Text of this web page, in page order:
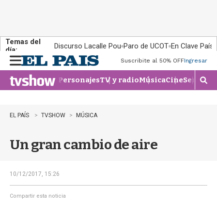
Temas del
día:
Discurso Lacalle Pou Paro de UCOT En Clave País
n
u
Suscribite al 50% OFFIngresar
PersonajesTV y radioMúsicaCineSeries
M
o
EL PAÍS TVSHOW MÚSICA
Un gran cambio de aire
10/12/2017, 15:26
Compartir esta noticia